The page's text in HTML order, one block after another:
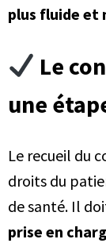
plus fluide et
Le
une
Le recueil du
droits du
de santé. Il
prise en